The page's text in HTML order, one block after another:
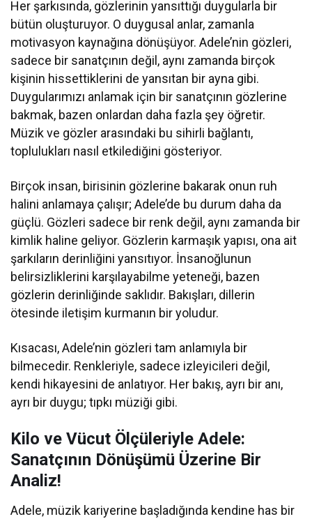
Her şarkısında, gözlerinin yansıttığı duygularla bir
bütün oluşturuyor. O duygusal anlar, zamanla
motivasyon kaynağına dönüşüyor. Adele’nin gözleri,
sadece bir sanatçının değil, aynı zamanda birçok
kişinin hissettiklerini de yansıtan bir ayna gibi.
Duygularımızı anlamak için bir sanatçının gözlerine
bakmak, bazen onlardan daha fazla şey öğretir.
Müzik ve gözler arasındaki bu sihirli bağlantı,
toplulukları nasıl etkilediğini gösteriyor.
Birçok insan, birisinin gözlerine bakarak onun ruh
halini anlamaya çalışır; Adele’de bu durum daha da
güçlü. Gözleri sadece bir renk değil, aynı zamanda bir
kimlik haline geliyor. Gözlerin karmaşık yapısı, ona ait
şarkıların derinliğini yansıtıyor. İnsanoğlunun
belirsizliklerini karşılayabilme yeteneği, bazen
gözlerin derinliğinde saklıdır. Bakışları, dillerin
ötesinde iletişim kurmanın bir yoludur.
Kısacası, Adele’nin gözleri tam anlamıyla bir
bilmecedir. Renkleriyle, sadece izleyicileri değil,
kendi hikayesini de anlatıyor. Her bakış, ayrı bir anı,
ayrı bir duygu; tıpkı müziği gibi.
Kilo ve Vücut Ölçüleriyle Adele:
Sanatçının Dönüşümü Üzerine Bir
Analiz!
Adele, müzik kariyerine başladığında kendine has bir